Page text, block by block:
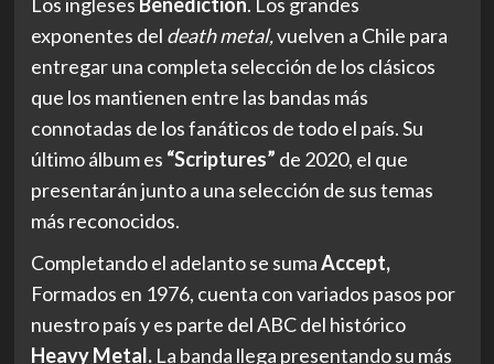
exponentes del death metal,vuelven a Chile para
entregar una completa selección de los clásicos
que los mantienen entre las bandas más
connotadas de los fanáticos de todo el país. Su
último álbum es “Scriptures” de 2020, el que
presentarán junto a una selección de sus temas
más reconocidos.
Completando el adelanto se sumaAccept,
Formados en 1976, cuenta con variados pasos por
nuestro país y es parte del ABC del histórico
Heavy Metal. La banda llega presentando su más